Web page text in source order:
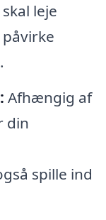
leje
Afhængig af
din
spille ind